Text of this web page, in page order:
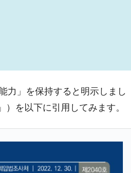
べき株価操作であり、空前の国政
PSIが示す現況は決して良くない。
万ウォンを認定 ⇒ 総額3兆7,000億
みしたのでは。
力」を保持すると明示しまし
を以下に引用してみます。